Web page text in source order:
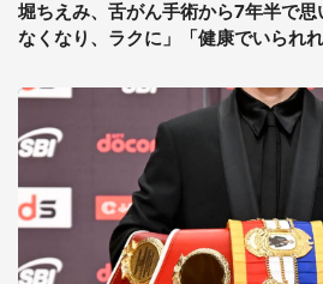
堀ちえみ、舌がん手術から7年半で
なくなり、ラクに」「健康でいられ